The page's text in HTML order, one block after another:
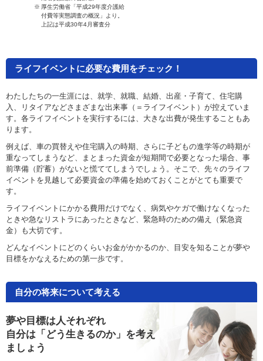
厚生労働省「平成29年度介護給
付費等実態調査の概況」より。
上記は平成30年4月審査分
ライフイベントに必要な費用をチェック！
わたしたちの一生涯には、就学、就職、結婚、出産・子育て、住宅購
入、リタイアなどさまざまな出来事（＝ライフイベント）が控えていま
す。各ライフイベントを実行するには、大きな出費が発生することもあ
ります。
例えば、車の買替えや住宅購入の時期、さらに子どもの進学等の時期が
重なってしまうなど、まとまった資金が短期間で必要となった場合、事
前準備（貯蓄）がないと慌ててしまうでしょう。そこで、先々のライフ
イベントを見越して必要資金の準備を始めておくことがとても重要で
す。
ライフイベントにかかる費用だけでなく、病気やケガで働けなくなった
ときや急なリストラにあったときなど、緊急時のための備え（緊急資
金）も大切です。
どんなイベントにどのくらいお金がかかるのか、目安を知ることが夢や
目標をかなえるための第一歩です。
自分の将来について考える
夢や目標は人それぞれ
自分は「どう生きるのか」を考え
ましょう